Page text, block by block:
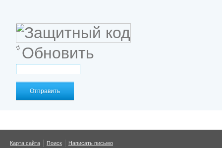
Обновить
Отправить
Карта сайта Поиск Написать письмо